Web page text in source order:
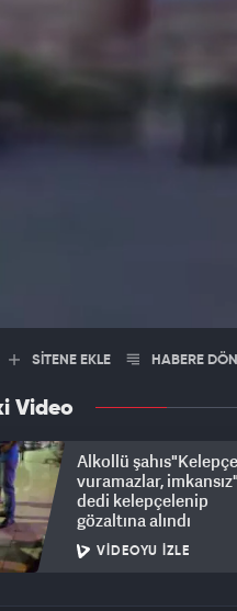
SİTENE EKLE HABERE DÖN
Video
Alkollü şahıs"Kelepçe
vuramazlar, imkansız"
dedi kelepçelenip
gözaltına alındı
VIDEOYU İZLE